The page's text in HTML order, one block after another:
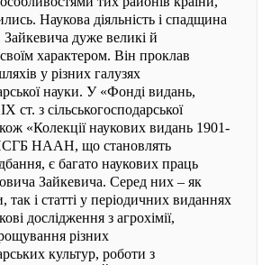
Наукова діяльність і спадщина
дуже великі й
своїм характером. Він проклав
у різних галузях
науки. У «Фонді видань,
ст. з сільськогосподарської
«Колекції наукових видань 1901-
НААН, що становлять
є багато наукових праць
Зайкевича. Серед них – як
так і статті у періодичних виданнях
дослідження з агрохімії,
різних
культур, роботи з